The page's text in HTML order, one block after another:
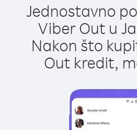
Jednostavno
Viber Out u
Nakon što
Out kredit,